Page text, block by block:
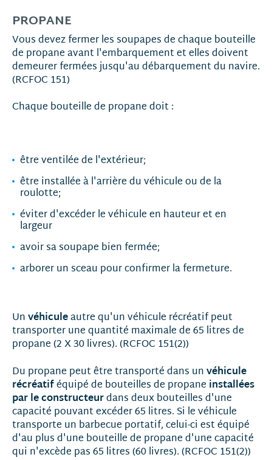
PROPANE
Vous devez fermer les soupapes de chaque bouteille
de propane avant l'embarquement et elles doivent
demeurer fermées jusqu'au débarquement du navire.
(RCFOC 151)
Chaque bouteille de propane doit :
être ventilée de l'extérieur;
être installée à l'arrière du véhicule ou de la
roulotte;
éviter d'excéder le véhicule en hauteur et en
largeur
avoir sa soupape bien fermée;
arborer un sceau pour confirmer la fermeture.
Un véhiculeautre qu'un véhicule récréatif peut
transporter une quantité maximale de 65 litres de
propane (2 X 30 livres). (RCFOC 151(2))
Du propane peut être transporté dans un véhicule
récréatiféquipé de bouteilles de propane installées
par le constructeurdans deux bouteilles d'une
capacité pouvant excéder 65 litres. Si le véhicule
transporte un barbecue portatif, celui-ci est équipé
d'au plus d'une bouteille de propane d'une capacité
qui n'excède pas 65 litres (60 livres). (RCFOC 151(2))